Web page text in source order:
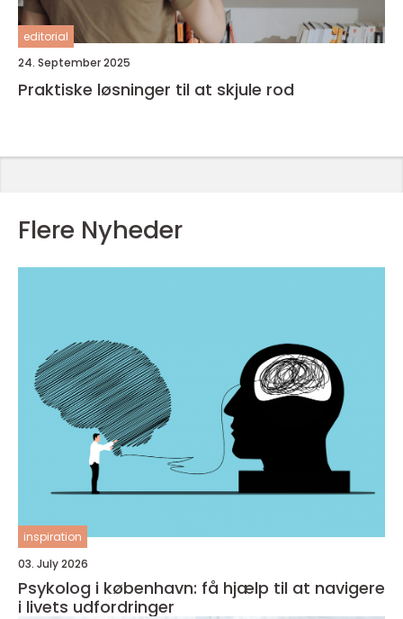
editorial
24. September 2025
Praktiske løsninger til at skjule rod
Flere Nyheder
inspiration
03. July 2026
Psykolog i københavn: få hjælp til at navigere
i livets udfordringer